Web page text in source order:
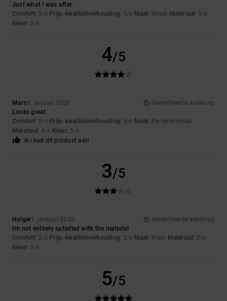
Just what I was after.
Comfort: 5/5 Prijs-kwaliteitverhouding: 5/5 Maat: Groot Materiaal : 5/5
Kleur: 5/5
4/5
Marc6. januari 2026
Geverifieerde aankoop
Looks great
Comfort: 5/5 Prijs-kwaliteitverhouding: 4/5 Maat: Perfecte maat
Materiaal : 4/5 Kleur: 5 /5
Ik raad dit product aan
3/5
Holger1. januari 2026
Geverifieerde aankoop
I'm not entirely satisfied with the material
Comfort: 2/5 Prijs-kwaliteitverhouding: 2/5 Maat: Klein Materiaal : 2/5
Kleur: 5/5
5/5